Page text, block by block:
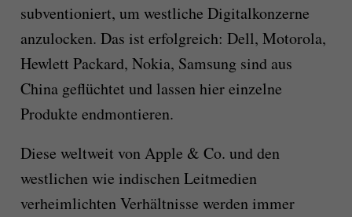
subventioniert, um westliche Digitalkonzerne
anzulocken. Das ist erfolgreich: Dell, Motorola,
Hewlett Packard, Nokia, Samsung sind aus
China geflüchtet und lassen hier einzelne
Produkte endmontieren.
Diese weltweit von Apple & Co. und den
westlichen wie indischen Leitmedien
verheimlichten Verhältnisse werden immer